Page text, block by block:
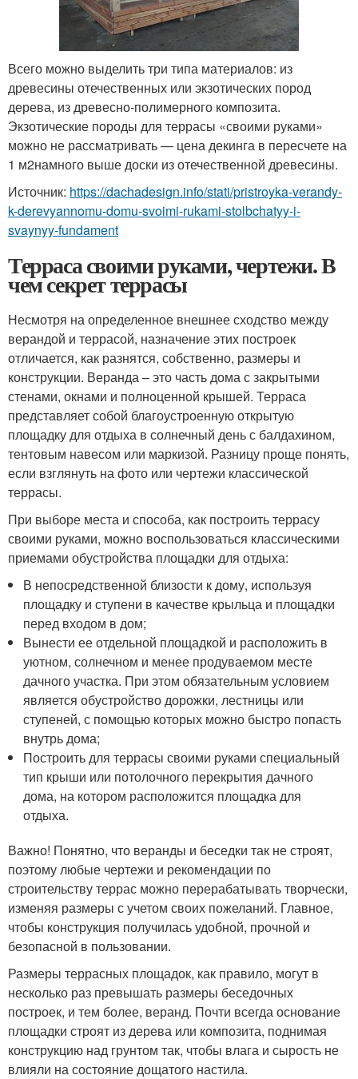
Всего можно выделить три типа материалов: из
древесины отечественных или экзотических пород
дерева, из древесно-полимерного композита.
Экзотические породы для террасы «своими руками»
можно не рассматривать — цена декинга в пересчете на
1 м2намного выше доски из отечественной древесины.
Источник: https://dachadesign.info/stati/pristroyka-verandy-
k-derevyannomu-domu-svoimi-rukami-stolbchatyy-i-
svaynyy-fundament
Терраса своими руками, чертежи. В
чем секрет террасы
Несмотря на определенное внешнее сходство между
верандой и террасой, назначение этих построек
отличается, как разнятся, собственно, размеры и
конструкции. Веранда – это часть дома с закрытыми
стенами, окнами и полноценной крышей. Терраса
представляет собой благоустроенную открытую
площадку для отдыха в солнечный день с балдахином,
тентовым навесом или маркизой. Разницу проще понять,
если взглянуть на фото или чертежи классической
террасы.
При выборе места и способа, как построить террасу
своими руками, можно воспользоваться классическими
приемами обустройства площадки для отдыха:
В непосредственной близости к дому, используя
площадку и ступени в качестве крыльца и площадки
перед входом в дом;
Вынести ее отдельной площадкой и расположить в
уютном, солнечном и менее продуваемом месте
дачного участка. При этом обязательным условием
является обустройство дорожки, лестницы или
ступеней, с помощью которых можно быстро попасть
внутрь дома;
Построить для террасы своими руками специальный
тип крыши или потолочного перекрытия дачного
дома, на котором расположится площадка для
отдыха.
Важно! Понятно, что веранды и беседки так не строят,
поэтому любые чертежи и рекомендации по
строительству террас можно перерабатывать творчески,
изменяя размеры с учетом своих пожеланий. Главное,
чтобы конструкция получилась удобной, прочной и
безопасной в пользовании.
Размеры террасных площадок, как правило, могут в
несколько раз превышать размеры беседочных
построек, и тем более, веранд. Почти всегда основание
площадки строят из дерева или композита, поднимая
конструкцию над грунтом так, чтобы влага и сырость не
влияли на состояние дощатого настила.